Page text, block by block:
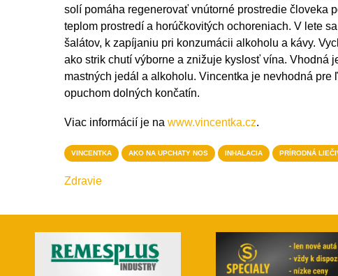
solí pomáha regenerovať vnútorné prostredie človeka
teplom prostredí a horúčkovitých ochoreniach. V lete
šalátov, k zapíjaniu pri konzumácii alkoholu a kávy.
ako strik chutí výborne a znižuje kyslosť vína. Vhodná
mastných jedál a alkoholu. Vincentka je nevhodná
opuchom dolných končatín.
Viac informácií je na www.vincentka.cz.
VINCENTKA AKO NA UPCHATY NOS INHALACIA PRÍRODNÁ
Zdravie